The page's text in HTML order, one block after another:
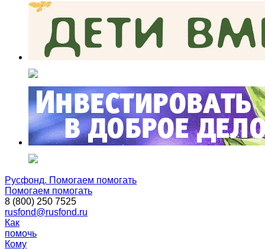
Русфонд. Помогаем помогать
Помогаем помогать
8 (800) 250 7525
rusfond@rusfond.ru
Как
помочь
Кому